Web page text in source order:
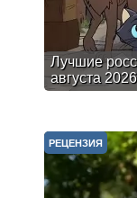
Лучшие
августа
РЕЦЕНЗИЯ